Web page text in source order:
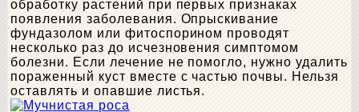
обработку растений при первых признаках
появления заболевания. Опрыскивание
фундазолом или фитоспорином проводят
несколько раз до исчезновения симптомом
болезни. Если лечение не помогло, нужно удалить
пораженный куст вместе с частью почвы. Нельзя
оставлять и опавшие листья.